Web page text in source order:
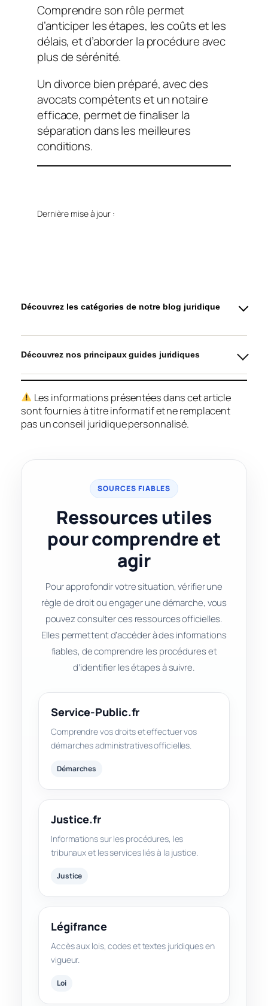
Comprendre son rôle permet
d’anticiper les étapes, les coûts et les
délais, et d’aborder la procédure avec
plus de sérénité.
Un divorce bien préparé, avec des
avocats compétents et un notaire
efficace, permet de finaliser la
séparation dans les meilleures
conditions.
Dernière mise à jour :
Découvrez les catégories de notre blog juridique
Découvrez nos principaux guides juridiques
Les informations présentées dans cet article
sont fournies à titre informatif et ne remplacent
pas un conseil juridique personnalisé.
SOURCES FIABLES
Ressources utiles
pour comprendre et
agir
Pour approfondir votre situation, vérifier une
règle de droit ou engager une démarche, vous
pouvez consulter ces ressources officielles.
Elles permettent d’accéder à des informations
fiables, de comprendre les procédures et
d’identifier les étapes à suivre.
Service-Public.fr
Comprendre vos droits et effectuer vos
démarches administratives officielles.
Démarches
Justice.fr
Informations sur les procédures, les
tribunaux et les services liés à la justice.
Justice
Légifrance
Accès aux lois, codes et textes juridiques en
vigueur.
Loi